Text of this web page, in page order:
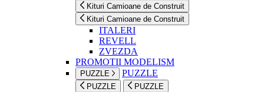
Kituri Camioane de Construit
Kituri Camioane de Construit
ITALERI
REVELL
ZVEZDA
PROMOTII MODELISM
PUZZLE PUZZLE
PUZZLE PUZZLE